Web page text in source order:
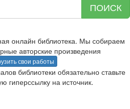
ПОИСК
онлайн библиотека. Мы собираем
авторские произведения
свои работы
библиотеки обязательно ставьте
гиперссылку на источник.